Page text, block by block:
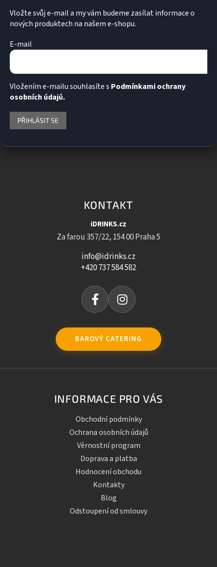
u
Vložte svůj e-mail a my vám budeme zasílat informace o
nových produktech na našem e-shopu.
E-mail
Vložením e-mailu souhlasíte s Podmínkami ochrany
osobních údajů.
PŘIHLÁSIT SE
KONTAKT
iDRINKS.cz
Za farou 357/22, 154 00 Praha 5
info@idrinks.cz
+420 737 584 582
BAROVÝ CATERING
INFORMACE PRO VÁS
Obchodní podmínky
Ochrana osobních údajů
Věrnostní program
Doprava a platba
Hodnocení obchodu
Kontakty
Blog
Odstoupení od smlouvy